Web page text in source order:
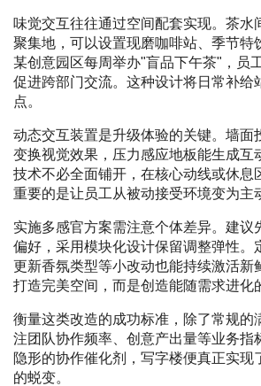
味觉交互往往通过空间配套实现。茶水
聚集地，可以设置现磨咖啡站、季节特
某创意园区每周举办"盲品下午茶"，员
促进跨部门交流。这种设计将日常补给
点。
动态交互装置是升级体验的关键。墙面
变换视觉效果，压力感应地板能生成互
技术不必全面铺开，在核心动线或休息
重要的是让员工从被动接受环境变为主
实施多感官方案需注意个体差异。建议
偏好，采用模块化设计保留调整弹性。
更新香氛类型等小改动也能持续激活新
打造完美空间，而是创造能随需求进化
衡量这类改造的成功标准，除了常规的
注团队协作频率、创意产出量等业务指
隐形的协作催化剂，写字楼便真正实现
的蜕变。